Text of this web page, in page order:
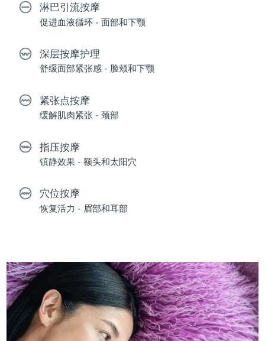
淋巴引流按摩
促进血液循环 - 面部和下颚
深层按摩护理
舒缓面部紧张感 - 脸颊和下颚
紧张点按摩
缓解肌肉紧张 - 颈部
指压按摩
镇静效果 - 额头和太阳穴
穴位按摩
恢复活力 - 眉部和耳部